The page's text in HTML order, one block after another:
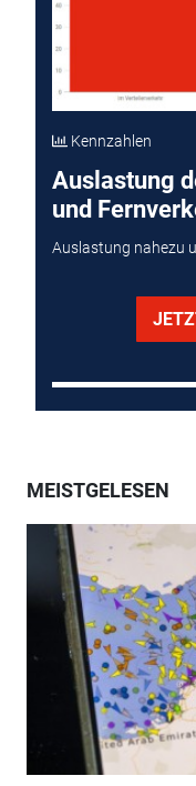
Kennzahlen
Auslastung
und
Auslastung nahezu
MEISTGELESEN